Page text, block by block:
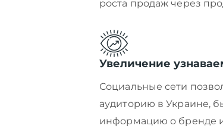
роста продаж через
Увеличение
Социальные сети
аудиторию в Украине,
информацию о бренде